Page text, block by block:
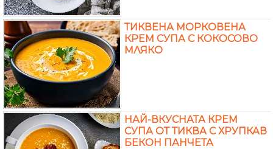
ТИКВЕНА МОРКОВЕНА
КРЕМ СУПА С КОКОСОВО
МЛЯКО
НАЙ-ВКУСНАТА КРЕМ
СУПА ОТ ТИКВА С ХРУПКАВ
БЕКОН ПАНЧЕТА